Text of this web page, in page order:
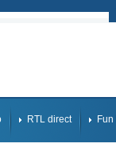
RTL direct